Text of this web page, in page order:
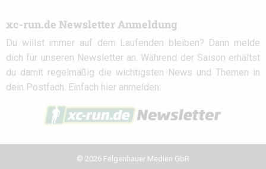
xc-run.de Newsletter Anmeldung
Du willst immer auf dem Laufenden bleiben? Dann melde
dich für unseren Newsletter an. Während der Saison erhältst
du damit regelmäßig die wichtigsten News und Themen in
dein Postfach. Einfach hier anmelden:
© 2026 Felgenhauer Medien GbR